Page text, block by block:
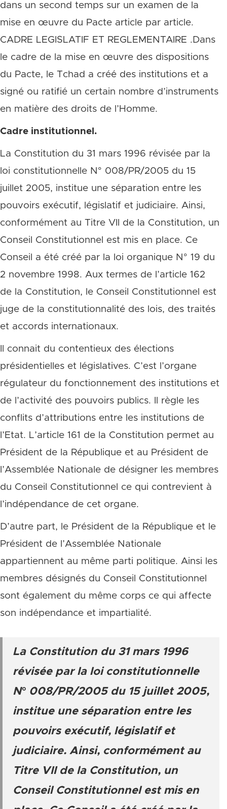
dans un second temps sur un examen de la
mise en œuvre du Pacte article par article.
CADRE LEGISLATIF ET REGLEMENTAIRE .Dans
le cadre de la mise en œuvre des dispositions
du Pacte, le Tchad a créé des institutions et a
signé ou ratifié un certain nombre d’instruments
en matière des droits de l’Homme.
Cadre institutionnel.
La Constitution du 31 mars 1996 révisée par la
loi constitutionnelle N° 008/PR/2005 du 15
juillet 2005, institue une séparation entre les
pouvoirs exécutif, législatif et judiciaire. Ainsi,
conformément au Titre VII de la Constitution, un
Conseil Constitutionnel est mis en place. Ce
Conseil a été créé par la loi organique N° 19 du
2 novembre 1998. Aux termes de l’article 162
de la Constitution, le Conseil Constitutionnel est
juge de la constitutionnalité des lois, des traités
et accords internationaux.
Il connait du contentieux des élections
présidentielles et législatives. C’est l’organe
régulateur du fonctionnement des institutions et
de l’activité des pouvoirs publics. Il règle les
conflits d’attributions entre les institutions de
l’Etat. L’article 161 de la Constitution permet au
Président de la République et au Président de
l’Assemblée Nationale de désigner les membres
du Conseil Constitutionnel ce qui contrevient à
l’indépendance de cet organe.
D’autre part, le Président de la République et le
Président de l’Assemblée Nationale
appartiennent au même parti politique. Ainsi les
membres désignés du Conseil Constitutionnel
sont également du même corps ce qui affecte
son indépendance et impartialité.
La Constitution du 31 mars 1996
révisée par la loi constitutionnelle
N° 008/PR/2005 du 15 juillet 2005,
institue une séparation entre les
pouvoirs exécutif, législatif et
judiciaire. Ainsi, conformément au
Titre VII de la Constitution, un
Conseil Constitutionnel est mis en